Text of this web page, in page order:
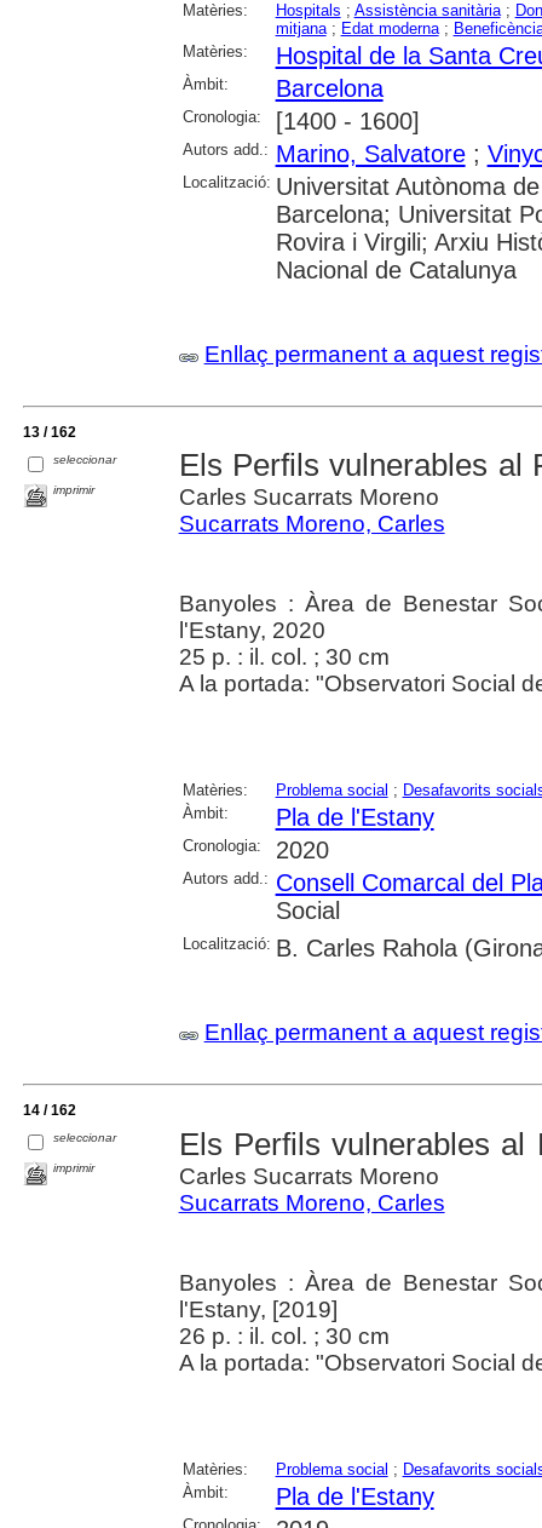
Matèries: Hospitals ; Assistència sanitària;
mitjana; Edat moderna;
Matèries:
Hospital de la Santa
Àmbit: Barcelona
Cronologia: [1400 - 1600]
Autors add.: Marino, Salvatore;
Localització: Universitat Autònoma
Barcelona; Universitat
Rovira i Virgili; Arxiu
Nacional de Catalunya
Enllaç permanent a aquest
13 / 162
seleccionar
imprimir
Els Perfils vulnerables al
Carles Sucarrats Moreno
Sucarrats Moreno, Carles
Banyoles : Àrea de Benestar
l'Estany, 2020
25 p. : il. col. ; 30 cm
A la portada: "Observatori Social
Matèries: Problema social ; Desafavorits
Àmbit:
Pla de l'Estany
Cronologia: 2020
Autors add.: Consell Comarcal del
Social
Localització: B. Carles Rahola
Enllaç permanent a aquest
14 / 162
seleccionar
imprimir
Els Perfils vulnerables
Carles Sucarrats Moreno
Sucarrats Moreno, Carles
Banyoles : Àrea de Benestar
l'Estany, [2019]
26 p. : il. col. ; 30 cm
A la portada: "Observatori Social
Matèries: Problema social ; Desafavorits
Àmbit:
Pla de l'Estany
Cronologia: